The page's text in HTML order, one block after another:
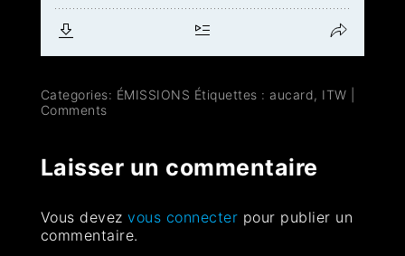
Categories: ÉMISSIONS Étiquettes : aucard, ITW
Comments
Laisser un commentaire
Vous devezvous connecter pour publier un
commentaire.